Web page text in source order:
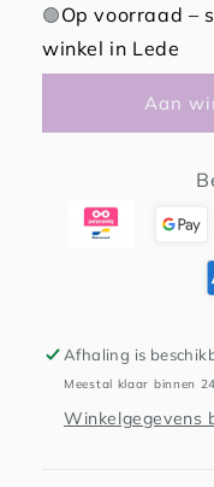
APLI
magnetisch
tekenbord
🟢Op voorraad –
winkel in Lede
Aan
Afhaling is
Meestal klaar binnen
Winkelgegevens